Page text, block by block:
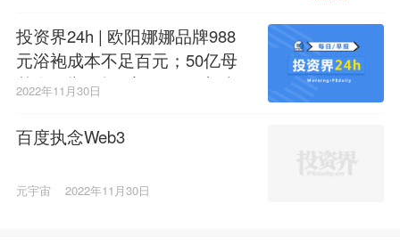
投资界24h | 欧阳娜娜品牌988
元浴袍成本不足百元；50亿母
基金一举要投7家GP；罗永浩入
2022年11月30日
百度执念Web3
元宇宙 2022年11月30日